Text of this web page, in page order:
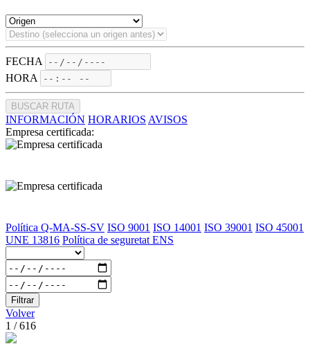
FECHA
HORA
BUSCAR RUTA
INFORMACIÓN HORARIOS AVISOS
Empresa certificada:
Política Q-MA-SS-SV ISO 9001 ISO 14001 ISO 39001 ISO 45001
UNE 13816 Política de seguretat ENS
Filtrar
Volver
1 / 616